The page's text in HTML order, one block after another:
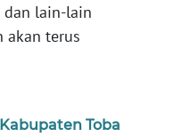
dan lain-lain
akan terus
Toba